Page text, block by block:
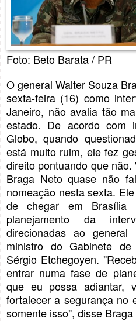
Foto: Beto Barata / PR
O general Walter Souza
sexta-feira (16) como
Janeiro, não avalia tão
estado. De acordo com
Globo, quando
está muito ruim, ele fez
direito pontuando que
Braga Neto quase não
nomeação nesta sexta.
de chegar em
planejamento da
direcionadas ao general
ministro do Gabinete de
Sérgio Etchegoyen.
entrar numa fase de
que eu possa adiantar,
fortalecer a segurança no
somente isso", disse Braga